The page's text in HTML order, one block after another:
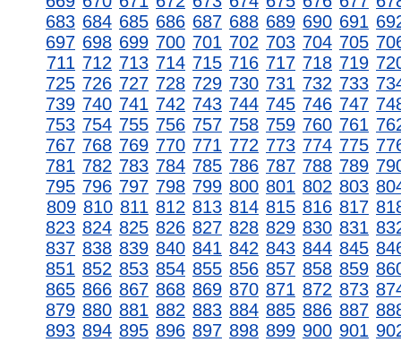
683 684 685 686 687 688 689 690 691
697 698 699 700 701 702 703 704 705
711 712 713 714 715 716 717 718 719
725 726 727 728 729 730 731 732 733
739 740 741 742 743 744 745 746 747
753 754 755 756 757 758 759 760 761
767 768 769 770 771 772 773 774 775
781 782 783 784 785 786 787 788 789
795 796 797 798 799 800 801 802 803
809 810 811 812 813 814 815 816 817
823 824 825 826 827 828 829 830 831
837 838 839 840 841 842 843 844 845
851 852 853 854 855 856 857 858 859
865 866 867 868 869 870 871 872 873
879 880 881 882 883 884 885 886 887
893 894 895 896 897 898 899 900 901